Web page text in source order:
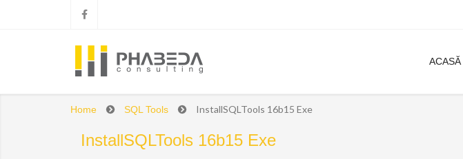
ACASĂ
InstallSQLTools 16b15 Exe
Home SQL Tools InstallSQLTools 16b15 Exe